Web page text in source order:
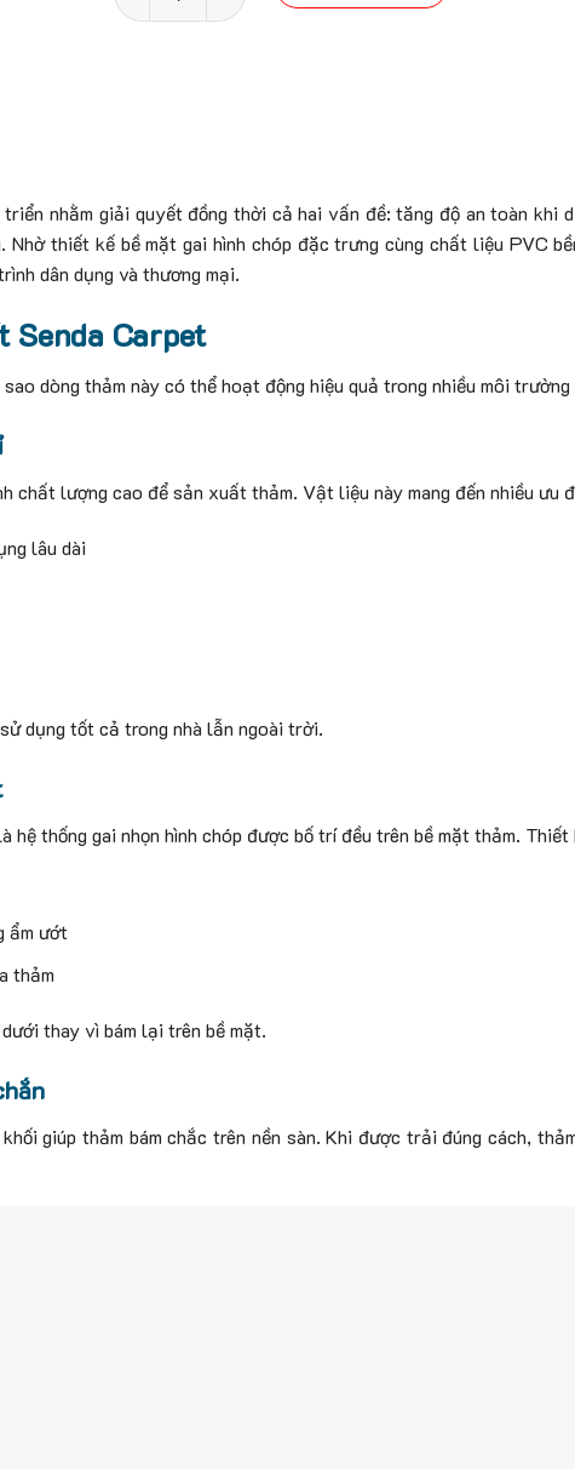
nhằm giải quyết đồng thời cả hai vấn đề: tăng độ an toàn khi
Nhờ thiết kế bề mặt gai hình chóp đặc trưng cùng chất liệu PVC
dân dụng và thương mại.
Senda Carpet
dòng thảm này có thể hoạt động hiệu quả trong nhiều môi trường
chất lượng cao để sản xuất thảm. Vật liệu này mang đến nhiều ưu
lâu dài
dụng tốt cả trong nhà lẫn ngoài trời.
thống gai nhọn hình chóp được bố trí đều trên bề mặt thảm. Thiết
ẩm ướt
thảm
thay vì bám lại trên bề mặt.
giúp thảm bám chắc trên nền sàn. Khi được trải đúng cách,